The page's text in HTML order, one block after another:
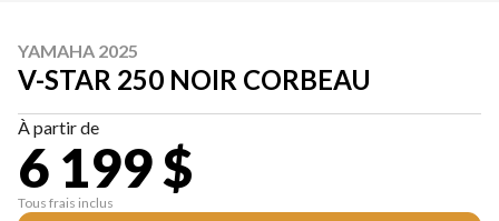
YAMAHA 2025
V-STAR 250 NOIR CORBEAU
À partir de
6 199 $
Tous frais inclus